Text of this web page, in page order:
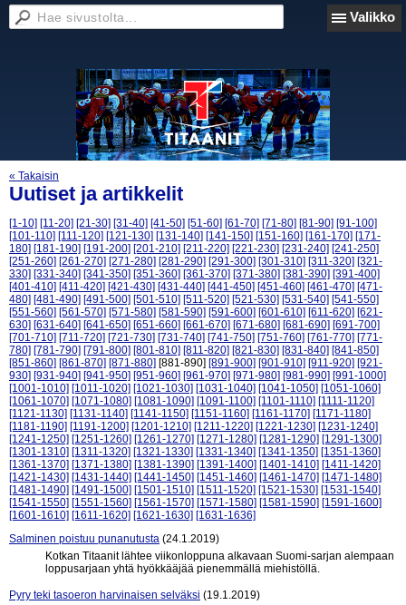
Valikko
« Takaisin
Uutiset ja artikkelit
[1-10] [11-20] [21-30] [31-40] [41-50] [51-60] [61-70] [71-80] [81-90] [91-100]
[101-110] [111-120] [121-130] [131-140] [141-150] [151-160] [161-170] [171-
180] [181-190] [191-200] [201-210] [211-220] [221-230] [231-240] [241-250]
[251-260] [261-270] [271-280] [281-290] [291-300] [301-310] [311-320] [321-
330] [331-340] [341-350] [351-360] [361-370] [371-380] [381-390] [391-400]
[401-410] [411-420] [421-430] [431-440] [441-450] [451-460] [461-470] [471-
480] [481-490] [491-500] [501-510] [511-520] [521-530] [531-540] [541-550]
[551-560] [561-570] [571-580] [581-590] [591-600] [601-610] [611-620] [621-
630] [631-640] [641-650] [651-660] [661-670] [671-680] [681-690] [691-700]
[701-710] [711-720] [721-730] [731-740] [741-750] [751-760] [761-770] [771-
780] [781-790] [791-800] [801-810] [811-820] [821-830] [831-840] [841-850]
[851-860] [861-870] [871-880] [881-890] [891-900] [901-910] [911-920] [921-
930] [931-940] [941-950] [951-960] [961-970] [971-980] [981-990] [991-1000]
[1001-1010] [1011-1020] [1021-1030] [1031-1040] [1041-1050] [1051-1060]
[1061-1070] [1071-1080] [1081-1090] [1091-1100] [1101-1110] [1111-1120]
[1121-1130] [1131-1140] [1141-1150] [1151-1160] [1161-1170] [1171-1180]
[1181-1190] [1191-1200] [1201-1210] [1211-1220] [1221-1230] [1231-1240]
[1241-1250] [1251-1260] [1261-1270] [1271-1280] [1281-1290] [1291-1300]
[1301-1310] [1311-1320] [1321-1330] [1331-1340] [1341-1350] [1351-1360]
[1361-1370] [1371-1380] [1381-1390] [1391-1400] [1401-1410] [1411-1420]
[1421-1430] [1431-1440] [1441-1450] [1451-1460] [1461-1470] [1471-1480]
[1481-1490] [1491-1500] [1501-1510] [1511-1520] [1521-1530] [1531-1540]
[1541-1550] [1551-1560] [1561-1570] [1571-1580] [1581-1590] [1591-1600]
[1601-1610] [1611-1620] [1621-1630] [1631-1636]
Salminen poistuu punanutusta (24.1.2019)
Kotkan Titaanit lähtee viikonloppuna alkavaan Suomi-sarjan alempaan
loppusarjaan yhtä hyökkääjää pienemmällä miehistöllä.
Pyry teki tasoeron harvinaisen selväksi (19.1.2019)